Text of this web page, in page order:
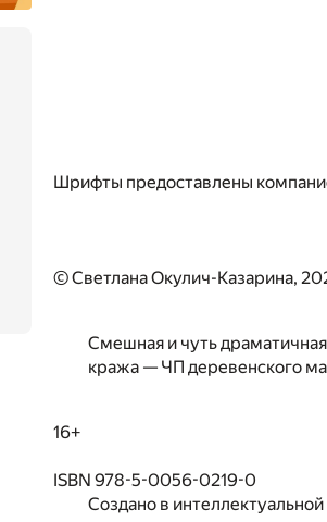
Шрифты предоставлены
© Светлана Окулич-Казарина,
Смешная и чуть
кража — ЧП деревенского
16+
ISBN 978-5-0056-0219-0
Создано в